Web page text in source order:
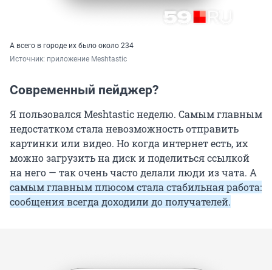
А всего в городе их было около 234
Источник: приложение Meshtastic
Современный пейджер?
Я пользовался Meshtastic неделю. Самым главным
недостатком стала невозможность отправить
картинки или видео. Но когда интернет есть, их
можно загрузить на диск и поделиться ссылкой
на него — так очень часто делали люди из чата. А
самым главным плюсом стала стабильная работа:
сообщения всегда доходили до получателей.